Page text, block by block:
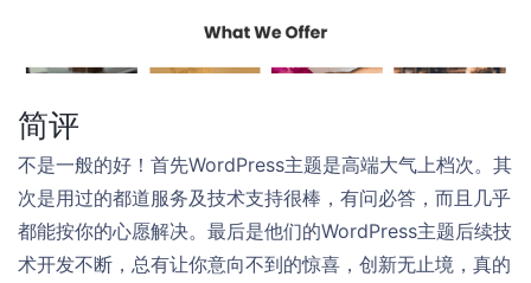
简评
不是一般的好！首先WordPress主题是高端大气上档次。其
次是用过的都道服务及技术支持很棒，有问必答，而且几乎
都能按你的心愿解决。最后是他们的WordPress主题后续技
术开发不断，总有让你意向不到的惊喜，创新无止境，真的